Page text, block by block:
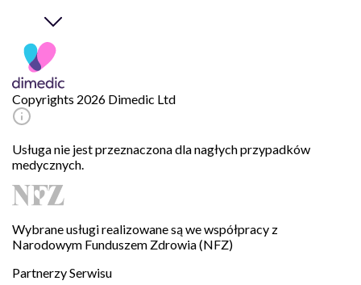
Copyrights 2026 Dimedic Ltd
Usługa nie jest przeznaczona dla nagłych przypadków
medycznych.
Wybrane usługi realizowane są we współpracy z
Narodowym Funduszem Zdrowia (NFZ)
Partnerzy Serwisu